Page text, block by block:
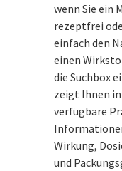
wenn Sie ein
rezeptfrei
einfach den
einen
die Suchbox
zeigt Ihnen
verfügbare
Wirkung,
und